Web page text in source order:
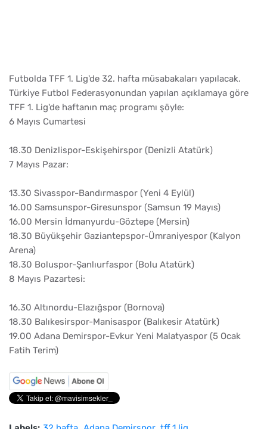
Futbolda TFF 1. Lig'de 32. hafta müsabakaları yapılacak.
Türkiye Futbol Federasyonundan yapılan açıklamaya göre
TFF 1. Lig'de haftanın maç programı şöyle:
6 Mayıs Cumartesi
18.30 Denizlispor-Eskişehirspor (Denizli Atatürk)
7 Mayıs Pazar:
13.30 Sivasspor-Bandırmaspor (Yeni 4 Eylül)
16.00 Samsunspor-Giresunspor (Samsun 19 Mayıs)
16.00 Mersin İdmanyurdu-Göztepe (Mersin)
18.30 Büyükşehir Gaziantepspor-Ümraniyespor (Kalyon
Arena)
18.30 Boluspor-Şanlıurfaspor (Bolu Atatürk)
8 Mayıs Pazartesi:
16.30 Altınordu-Elazığspor (Bornova)
18.30 Balıkesirspor-Manisaspor (Balıkesir Atatürk)
19.00 Adana Demirspor-Evkur Yeni Malatyaspor (5 Ocak
Fatih Terim)